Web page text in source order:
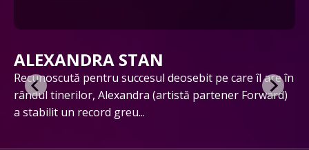
ALEXANDRA STAN
Recunoscută pentru succesul deosebit pe care îl are în
rândul tinerilor, Alexandra (artistă partener Forward)
a stabilit un record greu...